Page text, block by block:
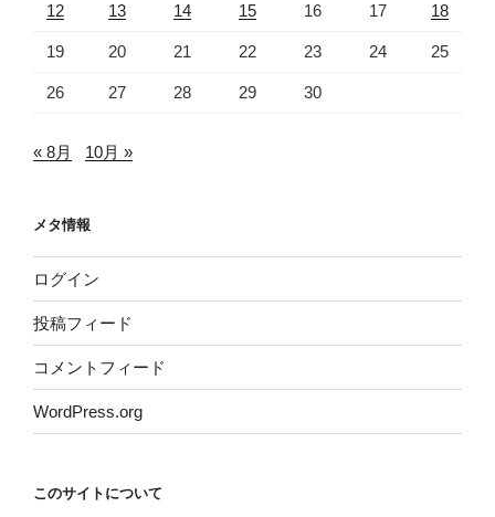
12 13 14 15 16 17 18
19 20 21 22 23 24 25
26 27 28 29 30
« 8月 10月 »
メタ情報
ログイン
投稿フィード
コメントフィード
WordPress.org
このサイトについて